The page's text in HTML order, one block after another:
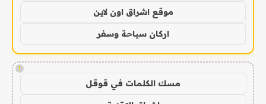
موقع اشراق اون لاين
اركان سياحة وسفر
!
مسك الكلمات في قوقل